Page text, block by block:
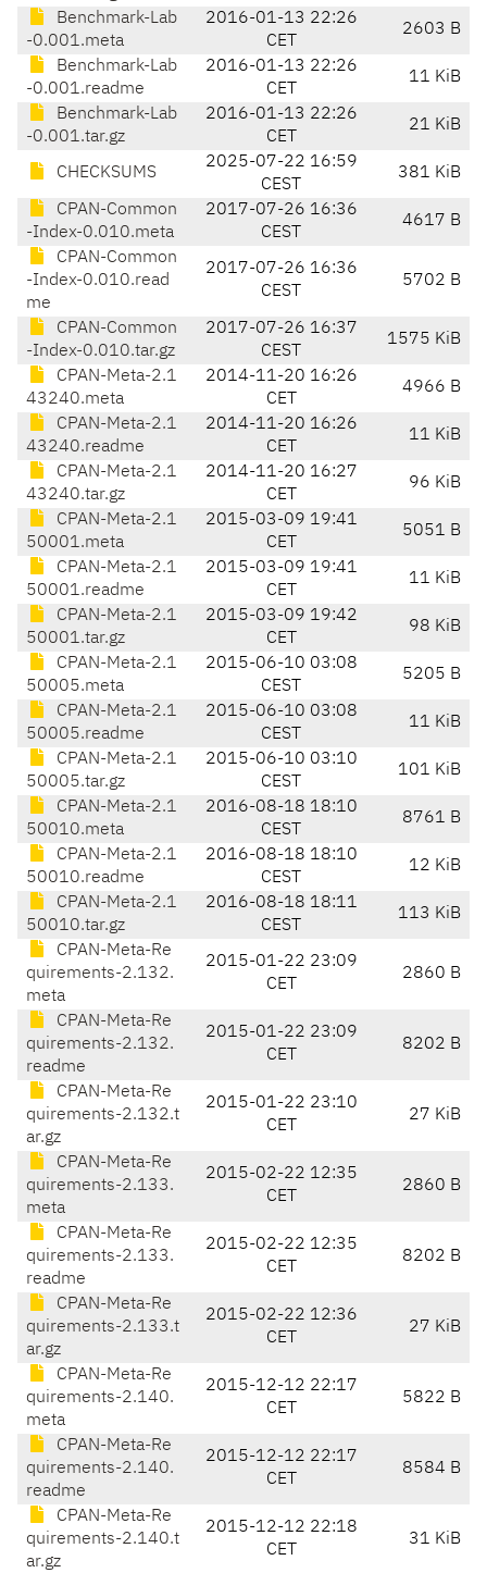
Benchmark-Lab
-0.001.meta
2016-01-13 22:26
CET
2603 B
Benchmark-Lab
-0.001.readme
2016-01-13 22:26
CET
11 KiB
Benchmark-Lab
-0.001.tar.gz
2016-01-13 22:26
CET
21 KiB
CHECKSUMS
2025-07-22 16:59
CEST
381 KiB
CPAN-Common
-Index-0.010.meta
2017-07-26 16:36
CEST
4617 B
CPAN-Common
-Index-0.010.read
me
2017-07-26 16:36
CEST
5702 B
CPAN-Common
-Index-0.010.tar.gz
2017-07-26 16:37
CEST
1575 KiB
CPAN-Meta-2.1
43240.meta
2014-11-20 16:26
CET
4966 B
CPAN-Meta-2.1
43240.readme
2014-11-20 16:26
CET
11 KiB
CPAN-Meta-2.1
43240.tar.gz
2014-11-20 16:27
CET
96 KiB
CPAN-Meta-2.1
50001.meta
2015-03-09 19:41
CET
5051 B
CPAN-Meta-2.1
50001.readme
2015-03-09 19:41
CET
11 KiB
CPAN-Meta-2.1
50001.tar.gz
2015-03-09 19:42
CET
98 KiB
CPAN-Meta-2.1
50005.meta
2015-06-10 03:08
CEST
5205 B
CPAN-Meta-2.1
50005.readme
2015-06-10 03:08
CEST
11 KiB
CPAN-Meta-2.1
50005.tar.gz
2015-06-10 03:10
CEST
101 KiB
CPAN-Meta-2.1
50010.meta
2016-08-18 18:10
CEST
8761 B
CPAN-Meta-2.1
50010.readme
2016-08-18 18:10
CEST
12 KiB
CPAN-Meta-2.1
50010.tar.gz
2016-08-18 18:11
CEST
113 KiB
CPAN-Meta-Re
quirements-2.132.
meta
2015-01-22 23:09
CET
2860 B
CPAN-Meta-Re
quirements-2.132.
readme
2015-01-22 23:09
CET
8202 B
CPAN-Meta-Re
quirements-2.132.t
ar.gz
2015-01-22 23:10
CET
27 KiB
CPAN-Meta-Re
quirements-2.133.
meta
2015-02-22 12:35
CET
2860 B
CPAN-Meta-Re
quirements-2.133.
readme
2015-02-22 12:35
CET
8202 B
CPAN-Meta-Re
quirements-2.133.t
ar.gz
2015-02-22 12:36
CET
27 KiB
CPAN-Meta-Re
quirements-2.140.
meta
2015-12-12 22:17
CET
5822 B
CPAN-Meta-Re
quirements-2.140.
readme
2015-12-12 22:17
CET
8584 B
CPAN-Meta-Re
quirements-2.140.t
ar.gz
2015-12-12 22:18
CET
31 KiB